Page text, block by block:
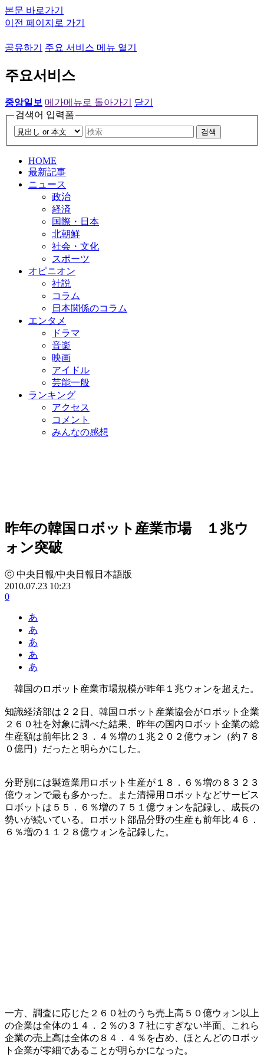
본문 바로가기
이전 페이지로 가기
공유하기 주요 서비스 메뉴 열기
주요서비스
중앙일보 메가메뉴로 돌아가기
닫기
검색어 입력폼
검색
HOME
最新記事
ニュース
政治
経済
国際・日本
北朝鮮
社会・文化
スポーツ
オピニオン
社説
コラム
日本関係のコラム
エンタメ
ドラマ
音楽
映画
アイドル
芸能一般
ランキング
アクセス
コメント
みんなの感想
昨年の韓国ロボット産業市場 １兆ウ
ォン突破
ⓒ 中央日報/中央日報日本語版
2010.07.23 10:23
0
あ
あ
あ
あ
あ
韓国のロボット産業市場規模が昨年１兆ウォンを超えた。
知識経済部は２２日、韓国ロボット産業協会がロボット企業
２６０社を対象に調べた結果、昨年の国内ロボット企業の総
生産額は前年比２３．４％増の１兆２０２億ウォン（約７８
０億円）だったと明らかにした。
分野別には製造業用ロボット生産が１８．６％増の８３２３
億ウォンで最も多かった。また清掃用ロボットなどサービス
ロボットは５５．６％増の７５１億ウォンを記録し、成長の
勢いが続いている。ロボット部品分野の生産も前年比４６．
６％増の１１２８億ウォンを記録した。
一方、調査に応じた２６０社のうち売上高５０億ウォン以上
の企業は全体の１４．２％の３７社にすぎない半面、これら
企業の売上高は全体の８４．４％を占め、ほとんどのロボッ
ト企業が零細であることが明らかになった。